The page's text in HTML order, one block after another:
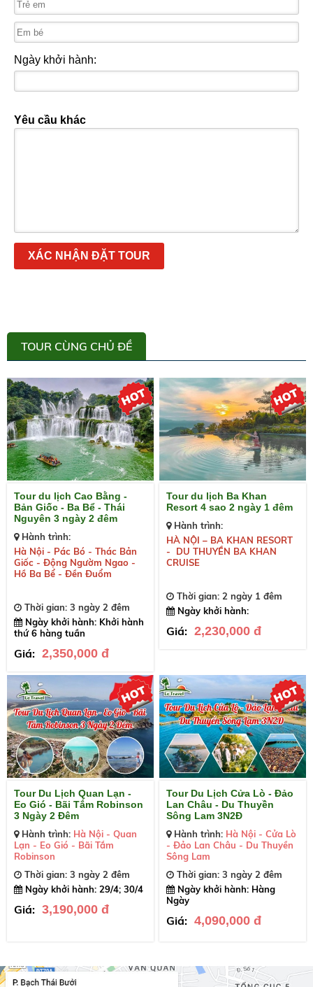
Ngày khởi hành:
Yêu cầu khác
XÁC NHẬN ĐẶT TOUR
TOUR CÙNG CHỦ ĐỀ
Tour du lịch Cao Bằng -
Bản Giốc - Ba Bể - Thái
Nguyên 3 ngày 2 đêm
Hành trình:
Hà Nội - Pác Bó - Thác Bản
Giốc - Động Ngườm Ngao -
Hồ Ba Bể - Đền Đuổm
Thời gian: 3 ngày 2 đêm
Ngày khởi hành: Khởi hành
thứ 6 hàng tuần
Giá: 2,350,000 đ
Tour du lịch Ba Khan
Resort 4 sao 2 ngày 1 đêm
Hành trình:
HÀ NỘI – BA KHAN RESORT
- DU THUYỀN BA KHAN
CRUISE
Thời gian: 2 ngày 1 đêm
Ngày khởi hành:
Giá: 2,230,000 đ
Tour Du Lịch Quan Lạn -
Eo Gió - Bãi Tắm Robinson
3 Ngày 2 Đêm
Hành trình: Hà Nội - Quan
Lạn - Eo Gió - Bãi Tắm
Robinson
Thời gian: 3 ngày 2 đêm
Ngày khởi hành: 29/4; 30/4
Giá: 3,190,000 đ
Tour Du Lịch Cửa Lò - Đảo
Lan Châu - Du Thuyền
Sông Lam 3N2Đ
Hành trình: Hà Nội - Cửa Lò
- Đảo Lan Châu - Du Thuyền
Sông Lam
Thời gian: 3 ngày 2 đêm
Ngày khởi hành: Hàng
Ngày
Giá: 4,090,000 đ